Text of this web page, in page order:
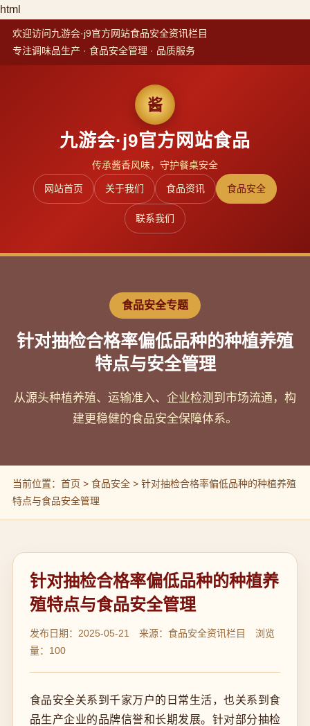
html
欢迎访问九游会·j9官方网站食品安全资讯栏目
专注调味品生产 · 食品安全管理 · 品质服务
酱
九游会·j9官方网站食品
传承酱香风味，守护餐桌安全
网站首页 关于我们 食品资讯 食品安全
联系我们
食品安全专题
针对抽检合格率偏低品种的种植养殖
特点与安全管理
从源头种植养殖、运输准入、企业检测到市场流通，构
建更稳健的食品安全保障体系。
当前位置：首页 > 食品安全 > 针对抽检合格率偏低品种的种植养殖
特点与食品安全管理
针对抽检合格率偏低品种的种植养
殖特点与食品安全管理
发布日期：2025-05-21 来源：食品安全资讯栏目 浏览
量：100
食品安全关系到千家万户的日常生活，也关系到食
品生产企业的品牌信誉和长期发展。针对部分抽检